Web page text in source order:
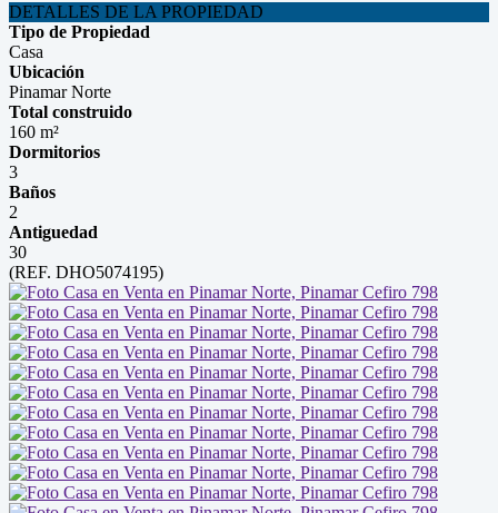
DETALLES DE LA PROPIEDAD
Tipo de Propiedad
Casa
Ubicación
Pinamar Norte
Total construido
160 m²
Dormitorios
3
Baños
2
Antiguedad
30
(REF. DHO5074195)